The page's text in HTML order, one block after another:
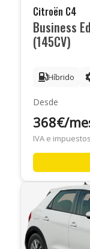
Citroën C4
Business
(145CV)
Híbrido
Desde
368€/
IVA e